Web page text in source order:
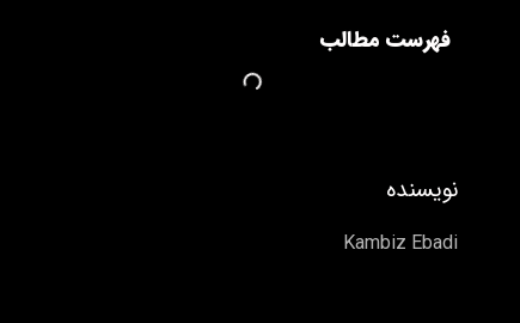
فهرست مطالب
نویسنده
Kambiz Ebadi